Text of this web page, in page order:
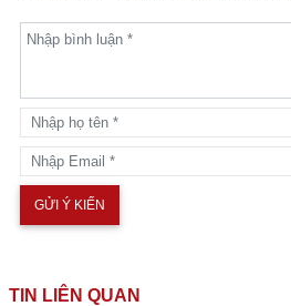
TIN LIÊN QUAN